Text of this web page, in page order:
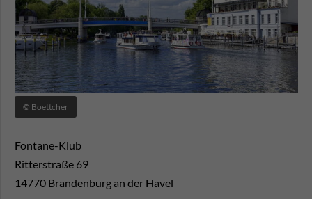
© Boettcher
Fontane-Klub
Ritterstraße 69
14770 Brandenburg an der Havel